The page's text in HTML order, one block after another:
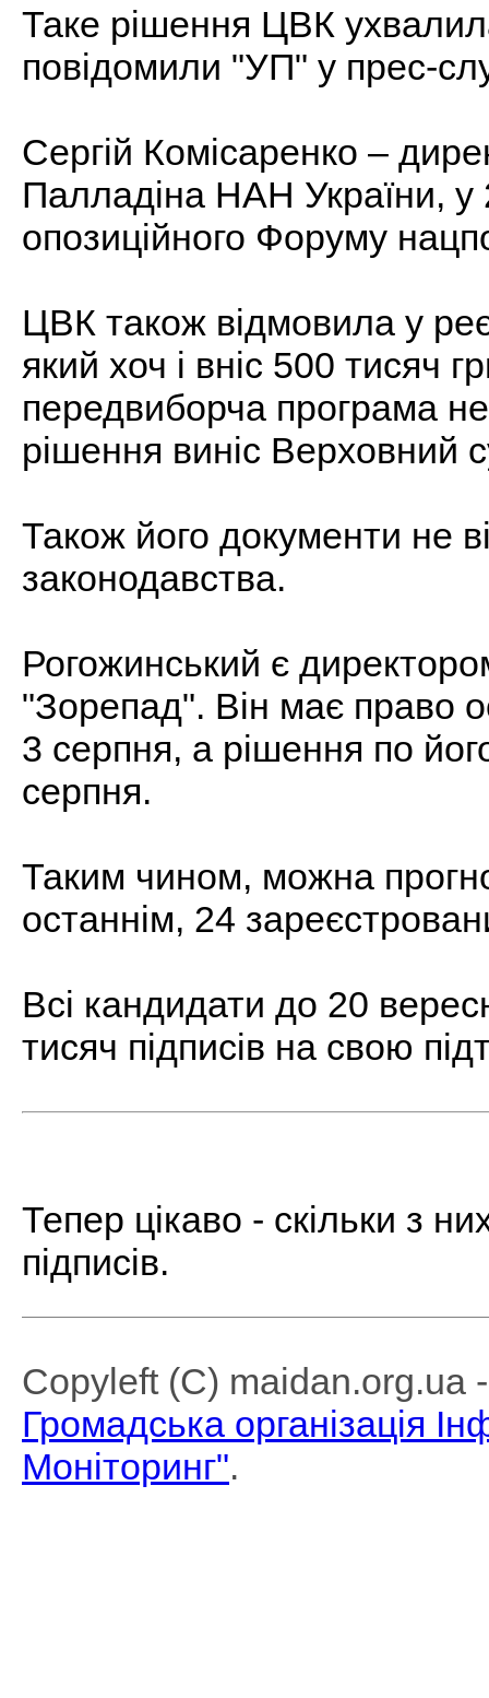
Таке рішення ЦВК
повідомили "УП" у прес-
Сергій Комісаренко –
Палладіна НАН України, у
опозиційного Форуму
ЦВК також відмовила у
який хоч і вніс 500 тисяч
передвиборча програма не
рішення виніс Верховний
Також його документи не
законодавства.
Рогожинський є
"Зорепад". Він має право
3 серпня, а рішення по
серпня.
Таким чином, можна
останнім, 24
Всі кандидати до 20
тисяч підписів на свою
Тепер цікаво - скільки з
підписів.
Copyleft (C) maidan.org.ua
Громадська організація
Моніторинг".